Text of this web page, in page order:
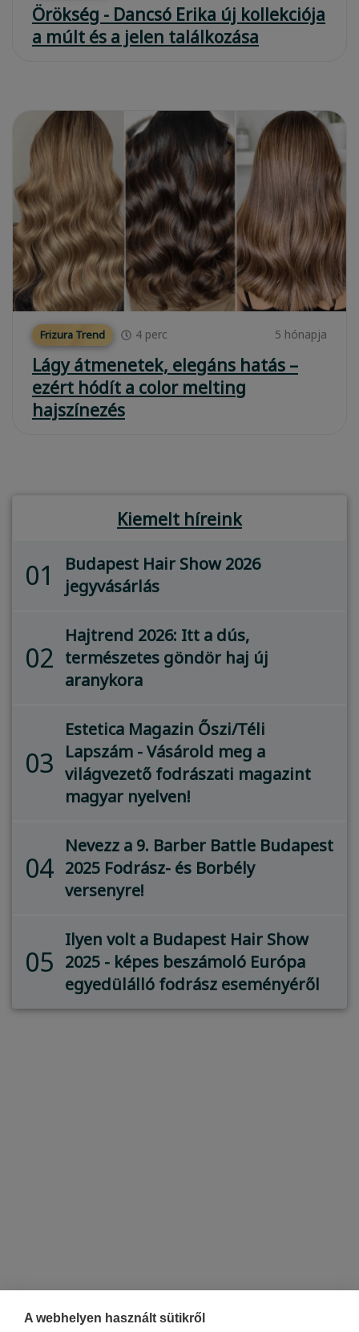
A webhelyen használt sütikről
Örökség - Dancsó Erika új kollekciója
a múlt és a jelen találkozása
Frizura Trend 4 perc 5 hónapja
Lágy átmenetek, elegáns hatás –
ezért hódít a color melting
hajszínezés
Kiemelt híreink
01
Budapest Hair Show 2026
jegyvásárlás
02
Hajtrend 2026: Itt a dús,
természetes göndör haj új
aranykora
03
Estetica Magazin Őszi/Téli
Lapszám - Vásárold meg a
világvezető fodrászati magazint
magyar nyelven!
04
Nevezz a 9. Barber Battle Budapest
2025 Fodrász- és Borbély
versenyre!
05
Ilyen volt a Budapest Hair Show
2025 - képes beszámoló Európa
egyedülálló fodrász eseményéről